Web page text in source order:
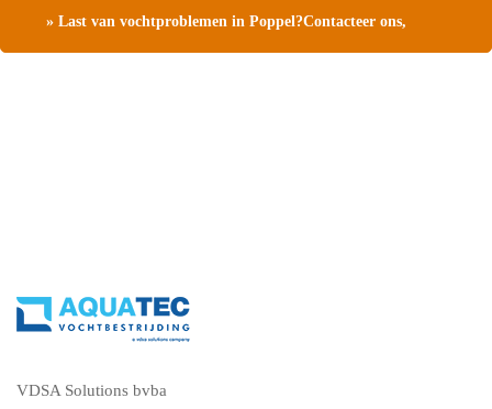
» Last van vochtproblemen in Poppel?Contacteer ons,
VDSA Solutions bvba